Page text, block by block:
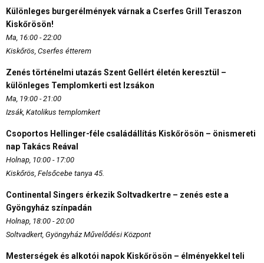
Különleges burgerélmények várnak a Cserfes Grill Teraszon
Kiskőrösön!
Ma, 16:00 - 22:00
Kiskőrös, Cserfes étterem
Zenés történelmi utazás Szent Gellért életén keresztül –
különleges Templomkerti est Izsákon
Ma, 19:00 - 21:00
Izsák, Katolikus templomkert
Csoportos Hellinger-féle családállítás Kiskőrösön – önismereti
nap Takács Reával
Holnap, 10:00 - 17:00
Kiskőrös, Felsőcebe tanya 45.
Continental Singers érkezik Soltvadkertre – zenés este a
Gyöngyház színpadán
Holnap, 18:00 - 20:00
Soltvadkert, Gyöngyház Művelődési Központ
Mesterségek és alkotói napok Kiskőrösön – élményekkel teli